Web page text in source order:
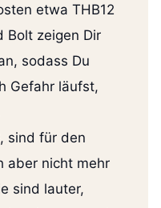
etwa THB12
Bolt zeigen Dir
sodass Du
Gefahr läufst,
sind für den
aber nicht mehr
sind lauter,